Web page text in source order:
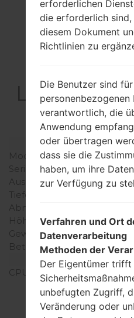
QM6)
Modell und
Modell
Serie
Ausgabe
Tiefe
Abmessungen (Breite /
Höhe)
Gewicht
Betriebssystem
CPU
erforderlichen
die erforderlich sind,
diesem Dokument
Richtlinien zu
Die Benutzer sind
verantwortlich, die
Anwendung
oder übertragen
dass sie die
haben, um ihre
zur Verfügung zu
Verfahren und Ort
Datenverarbeitung
Methoden der
Der Eigentümer
unbefugten Zugriff,
Veränderung oder